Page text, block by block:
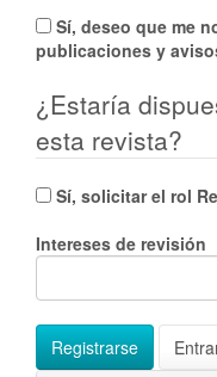
publicaciones y
¿Estaría
esta revista?
Sí, solicitar el rol
Intereses de revisión
Registrarse